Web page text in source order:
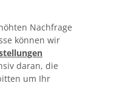
Nachfrage
können wir
daran, die
um Ihr